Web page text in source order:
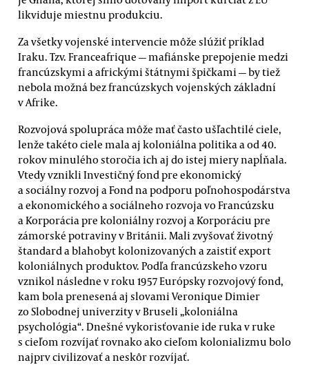
likviduje miestnu produkciu.
Za všetky vojenské intervencie môže slúžiť príklad
Iraku. Tzv. Franceafrique — mafiánske prepojenie medzi
francúzskymi a africkými štátnymi špičkami — by tiež
nebola možná bez francúzskych vojenských základní
v Afrike.
Rozvojová spolupráca môže mať často ušľachtilé ciele,
lenže takéto ciele mala aj koloniálna politika a od 40.
rokov minulého storočia ich aj do istej miery napĺňala.
Vtedy vznikli Investičný fond pre ekonomický
a sociálny rozvoj a Fond na podporu poľnohospodárstva
a ekonomického a sociálneho rozvoja vo Francúzsku
a Korporácia pre koloniálny rozvoj a Korporáciu pre
zámorské potraviny v Británii. Mali zvyšovať životný
štandard a blahobyt kolonizovaných a zaistiť export
koloniálnych produktov. Podľa francúzskeho vzoru
vznikol následne v roku 1957 Európsky rozvojový fond,
kam bola prenesená aj slovami Veronique Dimier
zo Slobodnej univerzity v Bruseli „koloniálna
psychológia“. Dnešné vykorisťovanie ide ruka v ruke
s cieľom rozvíjať rovnako ako cieľom kolonializmu bolo
najprv civilizovať a neskôr rozvíjať.